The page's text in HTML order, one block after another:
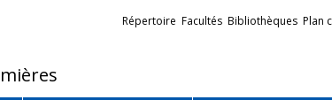
Liens
Répertoire Facultés Bibliothèques Plan